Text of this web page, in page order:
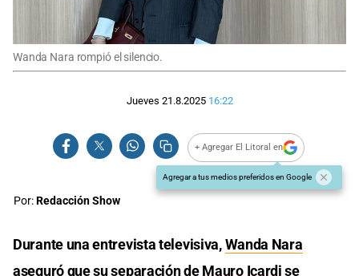
Wanda Nara rompió el silencio.
Jueves 21.8.2025 16:22
+ Agregar El Litoral en
Agregar a tus medios preferidos en Google
Por:Redacción Show
Durante una entrevista televisiva,Wanda Nara
aseguró que su separación deMauro Icardise